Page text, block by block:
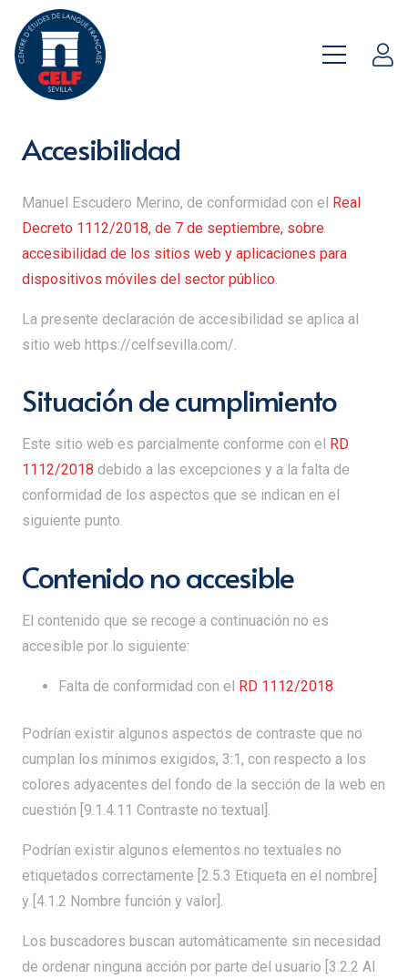
Accesibilidad
Manuel Escudero Merino, de conformidad con el
Real
Decreto 1112/2018, de 7 de septiembre, sobre
accesibilidad de los sitios web y aplicaciones para
dispositivos móviles del sector público.
La presente declaración de accesibilidad se aplica al
sitio web https://celfsevilla.com/.
Situación de cumplimiento
Este sitio web es parcialmente conforme con el
RD
1112/2018 debido a las excepciones y a la falta de
conformidad de los aspectos que se indican en el
siguiente punto.
Contenido no accesible
El contenido que se recoge a continuación no es
accesible por lo siguiente:
Falta de conformidad con el RD 1112/2018
Podrían existir algunos aspectos de contraste que no
cumplan los mínimos exigidos, 3:1, con respecto a los
colores adyacentes del fondo de la sección de la web en
cuestión [9.1.4.11 Contraste no textual].
Podrían existir algunos elementos no textuales no
etiquetados correctamente [2.5.3 Etiqueta en el nombre]
y [4.1.2 Nombre función y valor].
Los buscadores buscan automáticamente sin necesidad
de ordenar ninguna acción por parte del usuario [3.2.2 Al